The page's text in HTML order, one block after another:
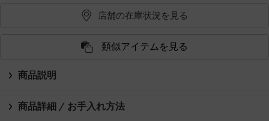
店舗の在庫状況を見る
類似アイテムを見る
商品説明
商品詳細 / お手入れ方法